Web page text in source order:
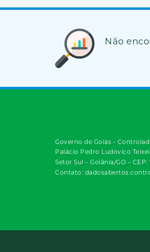
Não
Governo de Goiás -
Palácio Pedro Ludovico
Setor Sul – Goiânia/GO – CEP:
Contato: